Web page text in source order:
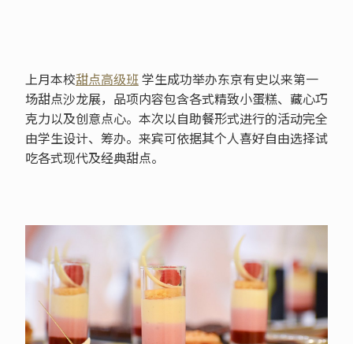
上月本校甜点高级班学生成功举办东京有史以来第一
场甜点沙龙展，品项内容包含各式精致小蛋糕、藏心巧
克力以及创意点心。本次以自助餐形式进行的活动完全
由学生设计、筹办。来宾可依据其个人喜好自由选择试
吃各式现代及经典甜点。